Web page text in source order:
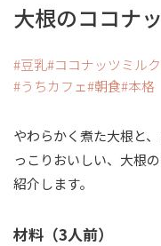
大根のココナ
豆乳 ココナッツミルク
うちカフェ 朝食 本格
やわらかく煮た大根と
っこりおいしい、大根
紹介します。
材料（3人前）